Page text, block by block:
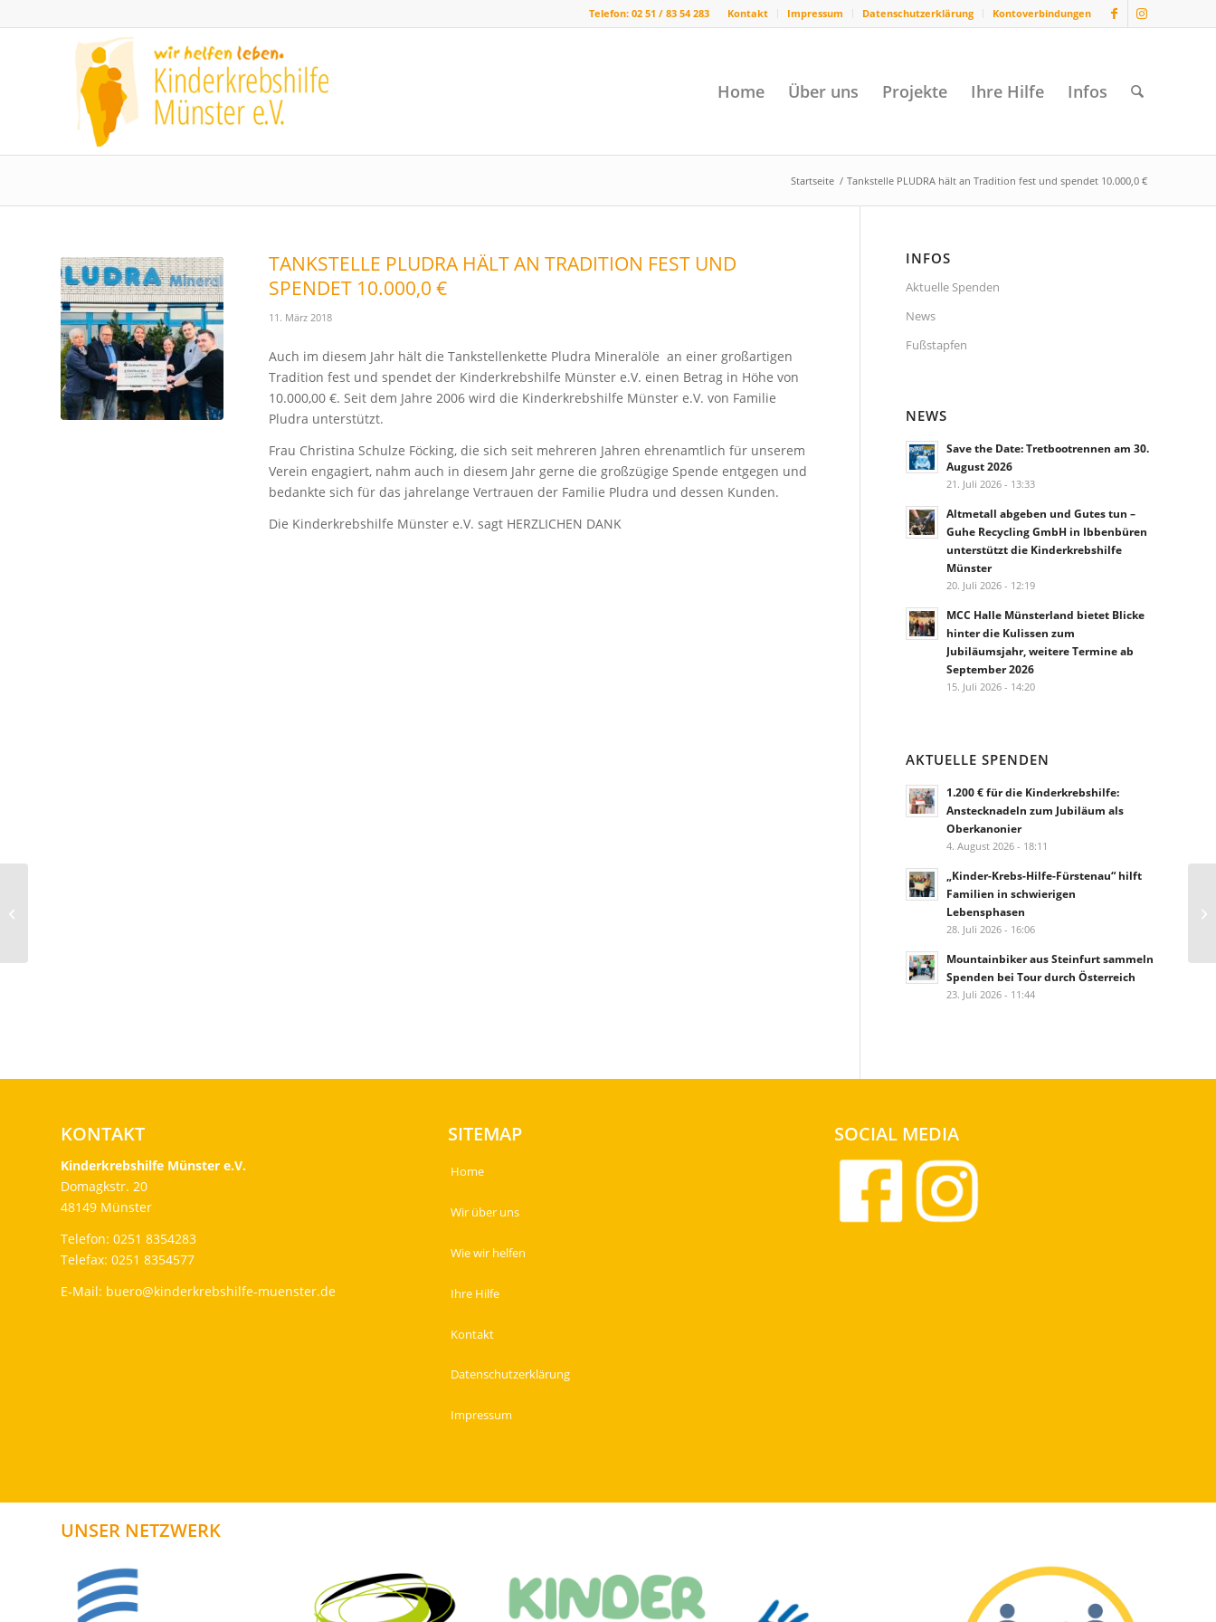
Kontakt Impressum Datenschutzerklärung Kontoverbindungen
Telefon: 02 51 / 83 54 283
Home Über uns Projekte Ihre Hilfe Infos
Startseite / Tankstelle PLUDRA hält an Tradition fest und spendet 10.000,0 €
TANKSTELLE PLUDRA HÄLT AN TRADITION FEST UND
SPENDET 10.000,0 €
11. März 2018
Auch im diesem Jahr hält die Tankstellenkette Pludra Mineralöle an einer großartigen
Tradition fest und spendet der Kinderkrebshilfe Münster e.V. einen Betrag in Höhe von
10.000,00 €. Seit dem Jahre 2006 wird die Kinderkrebshilfe Münster e.V. von Familie
Pludra unterstützt.
Frau Christina Schulze Föcking, die sich seit mehreren Jahren ehrenamtlich für unserem
Verein engagiert, nahm auch in diesem Jahr gerne die großzügige Spende entgegen und
bedankte sich für das jahrelange Vertrauen der Familie Pludra und dessen Kunden.
Die Kinderkrebshilfe Münster e.V. sagt HERZLICHEN DANK
INFOS
Aktuelle Spenden
News
Fußstapfen
NEWS
Save the Date: Tretbootrennen am 30.
August 2026
21. Juli 2026 - 13:33
Altmetall abgeben und Gutes tun –
Guhe Recycling GmbH in Ibbenbüren
unterstützt die Kinderkrebshilfe
Münster
20. Juli 2026 - 12:19
MCC Halle Münsterland bietet Blicke
hinter die Kulissen zum
Jubiläumsjahr, weitere Termine ab
September 2026
15. Juli 2026 - 14:20
AKTUELLE SPENDEN
1.200 € für die Kinderkrebshilfe:
Anstecknadeln zum Jubiläum als
Oberkanonier
4. August 2026 - 18:11
„Kinder-Krebs-Hilfe-Fürstenau“ hilft
Familien in schwierigen
Lebensphasen
28. Juli 2026 - 16:06
Mountainbiker aus Steinfurt sammeln
Spenden bei Tour durch Österreich
23. Juli 2026 - 11:44
KONTAKT
Kinderkrebshilfe Münster e.V.
Domagkstr. 20
48149 Münster
Telefon: 0251 8354283
Telefax: 0251 8354577
E-Mail: buero@kinderkrebshilfe-muenster.de
SITEMAP
Home
Wir über uns
Wie wir helfen
Ihre Hilfe
Kontakt
Datenschutzerklärung
Impressum
SOCIAL MEDIA
UNSER NETZWERK